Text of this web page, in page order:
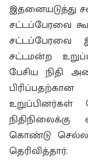
இதனையடுத்து
சட்டப்பேரவை
சட்டப்பேரவை
சட்டமன்ற
பேசிய நிதி
உறுப்பினர்கள்
கொண்டு
தெரிவித்தார்.